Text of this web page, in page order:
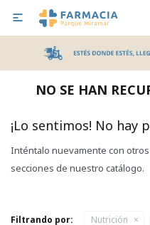

NO SE HAN
¡Lo sentimos! No hay
Inténtalo nuevamente con
secciones de nuestro catálogo.
Filtrando por: Nutrición
Bebes y Maternidad
Pañales y Toallitas
Lactancia y Nutrición
Higiene y Bienestar